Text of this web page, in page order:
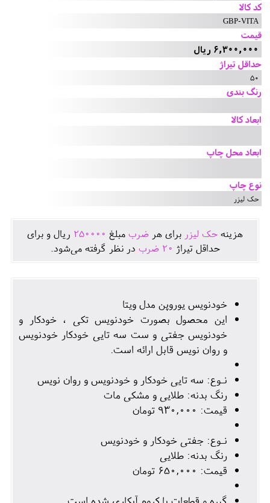
کد کالا
GBP-VITA
قیمت
6,300,000 ریال
حداقل تیراژ
50
رنگ بندی
ابعاد کالا
ابعاد محل چاپ
نوع چاپ
حک لیزر
هزينه حک لیزر برای هر ضرب مبلغ 250000 ريال و برای
حداقل تيراژ 20 ضرب در نظر گرفته می‌شود.
خودنویس یوروپن مدل ویتا
این محصول بصورت خودنویس تکی ، خودکار و
خودنویس جفتی و ست سه تایی خودکار خودنویس
و روان نویس قابل ارائه است.
نـوع: سه تایی خودکار و خودنویس و روان نویس
رنگ بدنه: طلایی و مشکی مات
قیمت: ۹۳۰,۰۰۰ تومان
نـوع: جفتی خودکار و خودنویس
رنگ بدنه: طلایی
قیمت: ۶۵۰,۰۰۰ تومان